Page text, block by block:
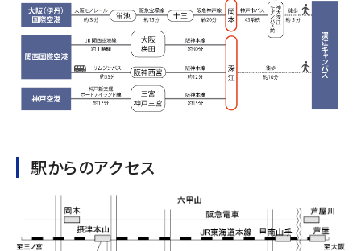
駅からのアクセス